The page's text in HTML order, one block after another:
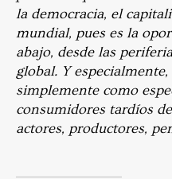
la democracia, el
mundial, pues es la
abajo, desde las
global. Y
simplemente como
consumidores tardíos
actores, productores,